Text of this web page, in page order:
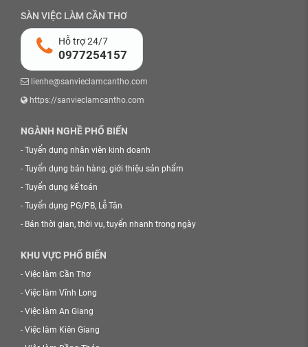
SÀN VIỆC LÀM CẦN THƠ
Hỗ trợ 24/7
0977254157
lienhe@sanvieclamcantho.com
https://sanvieclamcantho.com
NGÀNH NGHỀ PHỔ BIẾN
- Tuyển dụng nhân viên kinh doanh
- Tuyển dụng bán hàng, giới thiệu sản phẩm
- Tuyển dụng kế toán
- Tuyển dụng PG/PB, Lễ Tân
- Bán thời gian, thời vụ, tuyển nhanh trong ngày
KHU VỰC PHỔ BIẾN
- Việc làm Cần Thơ
- Việc làm Vĩnh Long
- Việc làm An Giang
- Việc làm Kiên Giang